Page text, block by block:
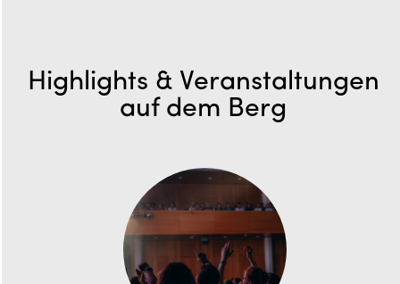
Highlights & Veranstaltungen
auf dem Berg